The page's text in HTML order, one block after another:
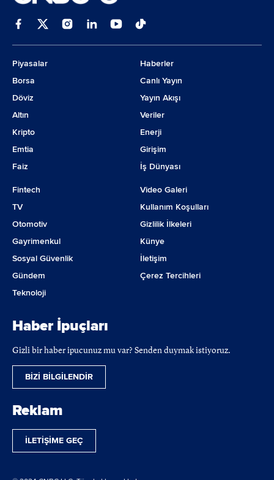
Piyasalar
Borsa
Döviz
Altın
Kripto
Emtia
Faiz
Haberler
Canlı Yayın
Yayın Akışı
Veriler
Enerji
Girişim
İş Dünyası
Fintech
TV
Otomotiv
Gayrimenkul
Sosyal Güvenlik
Gündem
Teknoloji
Video Galeri
Kullanım Koşulları
Gizlilik İlkeleri
Künye
İletişim
Çerez Tercihleri
Haber İpuçları
Gizli bir haber ipucunuz mu var? Senden duymak istiyoruz.
BİZİ BİLGİLENDİR
Reklam
İLETİŞİME GEÇ